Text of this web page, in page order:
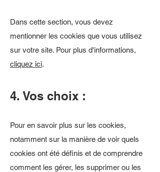
Dans cette section, vous devez
mentionner les cookies que vous utilisez
sur votre site. Pour plus d'informations,
cliquez ici.
4. Vos choix :
Pour en savoir plus sur les cookies,
notamment sur la manière de voir quels
cookies ont été définis et de comprendre
comment les gérer, les supprimer ou les